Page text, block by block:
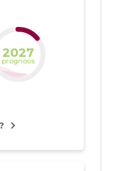
2027
prognoos